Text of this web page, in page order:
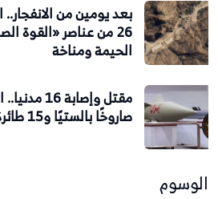
بعد يومين من
26 من عناصر «القوة
الحيمة ومناخة
صاروخًا بالستيًا و15 طائرة مسيرة على مأرب
الوسوم